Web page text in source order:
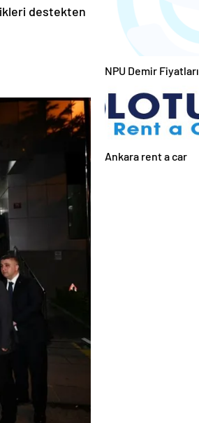
destekten
NPU Demir Fiyatları
Ankara rent a car